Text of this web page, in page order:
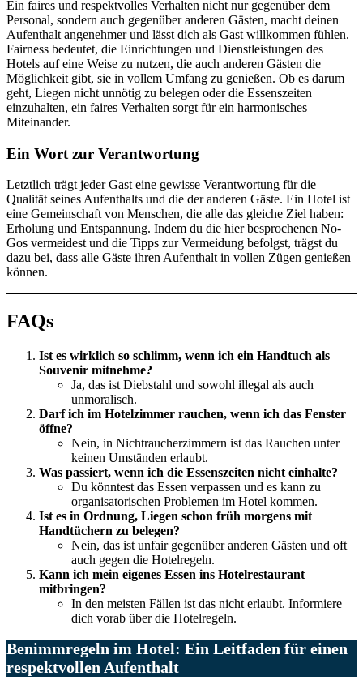
Ein faires und respektvolles Verhalten nicht nur gegenüber dem
Personal, sondern auch gegenüber anderen Gästen, macht deinen
Aufenthalt angenehmer und lässt dich als Gast willkommen fühlen.
Fairness bedeutet, die Einrichtungen und Dienstleistungen des
Hotels auf eine Weise zu nutzen, die auch anderen Gästen die
Möglichkeit gibt, sie in vollem Umfang zu genießen. Ob es darum
geht, Liegen nicht unnötig zu belegen oder die Essenszeiten
einzuhalten, ein faires Verhalten sorgt für ein harmonisches
Miteinander.
Ein Wort zur Verantwortung
Letztlich trägt jeder Gast eine gewisse Verantwortung für die
Qualität seines Aufenthalts und die der anderen Gäste. Ein Hotel ist
eine Gemeinschaft von Menschen, die alle das gleiche Ziel haben:
Erholung und Entspannung. Indem du die hier besprochenen No-
Gos vermeidest und die Tipps zur Vermeidung befolgst, trägst du
dazu bei, dass alle Gäste ihren Aufenthalt in vollen Zügen genießen
können.
FAQs
Ist es wirklich so schlimm, wenn ich ein Handtuch als
Souvenir mitnehme?
Ja, das ist Diebstahl und sowohl illegal als auch
unmoralisch.
Darf ich im Hotelzimmer rauchen, wenn ich das Fenster
öffne?
Nein, in Nichtraucherzimmern ist das Rauchen unter
keinen Umständen erlaubt.
Was passiert, wenn ich die Essenszeiten nicht einhalte?
Du könntest das Essen verpassen und es kann zu
organisatorischen Problemen im Hotel kommen.
Ist es in Ordnung, Liegen schon früh morgens mit
Handtüchern zu belegen?
Nein, das ist unfair gegenüber anderen Gästen und oft
auch gegen die Hotelregeln.
Kann ich mein eigenes Essen ins Hotelrestaurant
mitbringen?
In den meisten Fällen ist das nicht erlaubt. Informiere
dich vorab über die Hotelregeln.
Benimmregeln im Hotel: Ein Leitfaden für einen
respektvollen Aufenthalt